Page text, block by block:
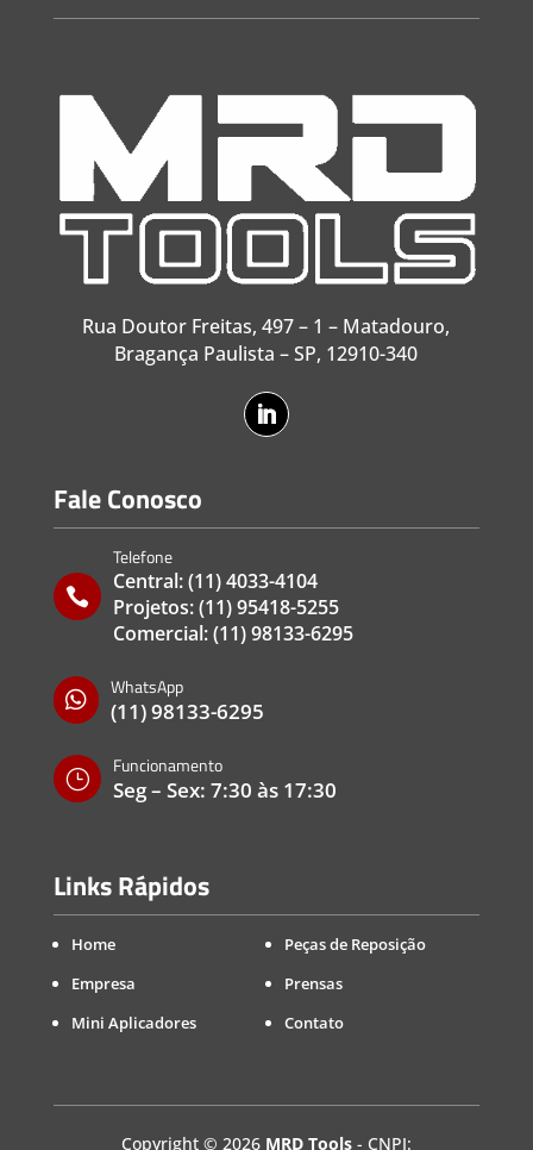
Rua Doutor Freitas, 497 – 1 – Matadouro,
Bragança Paulista – SP, 12910-340
Fale Conosco

Telefone
Central:(11) 4033-4104
Projetos:(11) 95418-5255
Comercial:(11) 98133-6295

WhatsApp
(11) 98133-6295
}
Funcionamento
Seg – Sex: 7:30 às 17:30
Links Rápidos
Home
Empresa
Mini Aplicadores
Peças de Reposição
Prensas
Contato
Copyright © 2026 MRD Tools- CNPJ: